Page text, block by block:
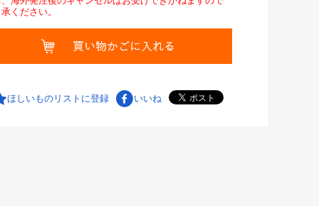
ください。
ほしいものリストに登録 いいね